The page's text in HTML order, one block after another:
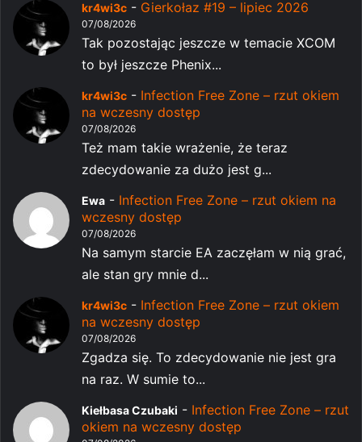
kr4wi3c - Gierkołaz #19 – lipiec 2026
07/08/2026
Tak pozostając jeszcze w temacie XCOM
to był jeszcze Phenix...
kr4wi3c - Infection Free Zone – rzut okiem
na wczesny dostęp
07/08/2026
Też mam takie wrażenie, że teraz
zdecydowanie za dużo jest g...
Ewa - Infection Free Zone – rzut okiem na
wczesny dostęp
07/08/2026
Na samym starcie EA zaczęłam w nią grać,
ale stan gry mnie d...
kr4wi3c - Infection Free Zone – rzut okiem
na wczesny dostęp
07/08/2026
Zgadza się. To zdecydowanie nie jest gra
na raz. W sumie to...
Kiełbasa Czubaki - Infection Free Zone – rzut
okiem na wczesny dostęp